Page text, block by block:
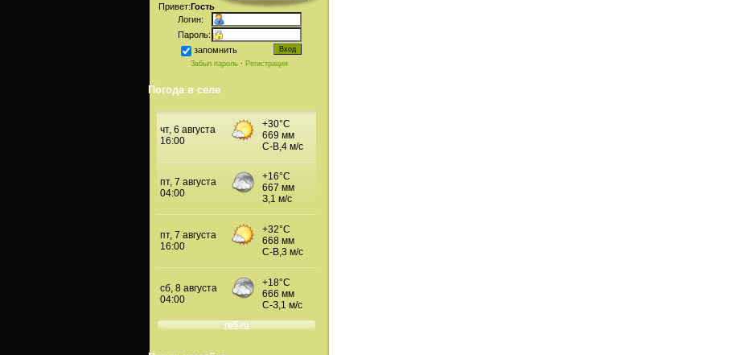
Привет:Гость
Логин:
Пароль:
запомнить
Забыл пароль · Регистрация
Погода в селе